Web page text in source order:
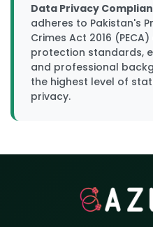
Data Privacy
adheres to Pakistan's
Crimes Act 2016
protection standards,
and professional
the highest level of
privacy.